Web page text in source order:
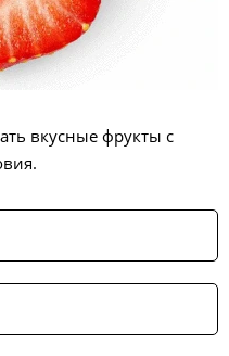
вкусные фрукты с